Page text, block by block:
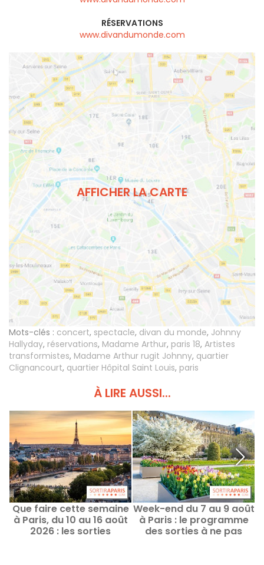
RÉSERVATIONS
www.divandumonde.com
AFFICHER LA CARTE
Mots-clés : concert, spectacle, divan du monde, Johnny
Hallyday, réservations, Madame Arthur, paris 18, Artistes
transformistes, Madame Arthur rugit Johnny, quartier
Clignancourt, quartier Hôpital Saint Louis, paris
À LIRE AUSSI...
Que faire cette semaine
à Paris, du 10 au 16 août
2026 : les sorties
Week-end du 7 au 9 août
à Paris : le programme
des sorties à ne pas